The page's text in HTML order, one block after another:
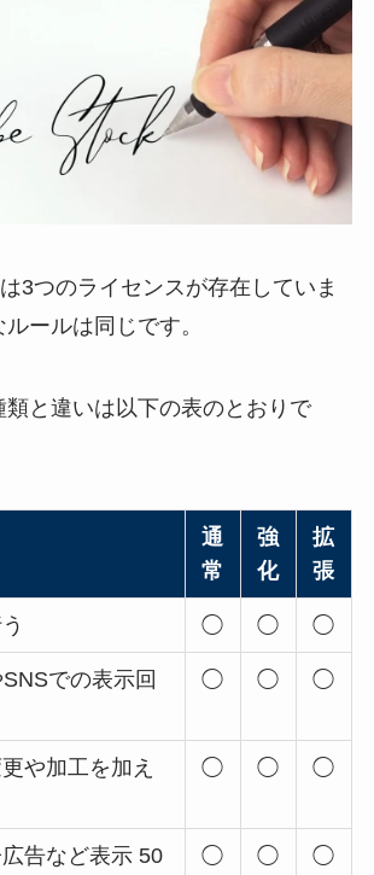
3つのライセンスが存在していま
ールは同じです。
類と違いは以下の表のとおりで
通
常
強
化
拡
張
◯ ◯ ◯
での表示回
◯ ◯ ◯
や加工を加え
◯ ◯ ◯
告など表示 50
◯ ◯ ◯